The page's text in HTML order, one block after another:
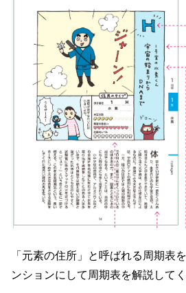
「元素の住所」と呼ばれる周期表
ンションにして周期表を解説して